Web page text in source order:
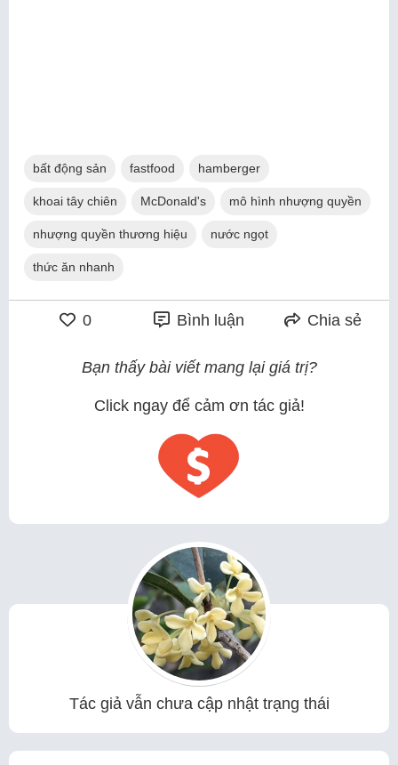
bất động sản fastfood hamberger
khoai tây chiên McDonald's mô hình nhượng quyền
nhượng quyền thương hiệu nước ngọt
thức ăn nhanh
0 Bình luận Chia sẻ
Bạn thấy bài viết mang lại giá trị?
Click ngay để cảm ơn tác giả!
Tác giả vẫn chưa cập nhật trạng thái